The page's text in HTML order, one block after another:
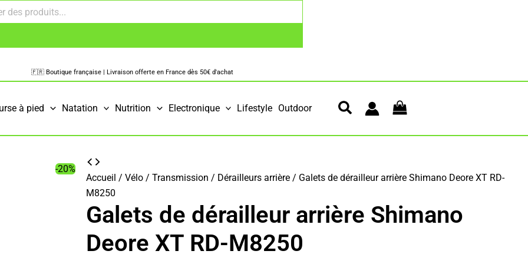
🇫🇷 Boutique française | Livraison offerte en France dès 50€ d'achat
à pied Natation Nutrition Electronique Lifestyle Outdoor
-20%
Accueil / Vélo/ Transmission / Dérailleurs arrière/ Galets de dérailleur arrière Shimano Deore XT RD-
M8250
Galets de dérailleur arrière Shimano
Deore XT RD-M8250